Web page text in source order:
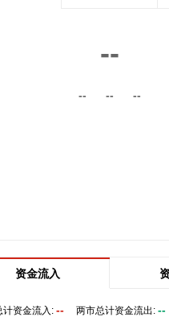
各项工作准备，切实做到隐患复盘
能第一时间处置、最快速度恢复
、城市内涝等专题预报，进一步
域海上人员撤离到位，确保海
--
-- -- --
资金流入
计资金流入: -- 两市总计资金流出: --